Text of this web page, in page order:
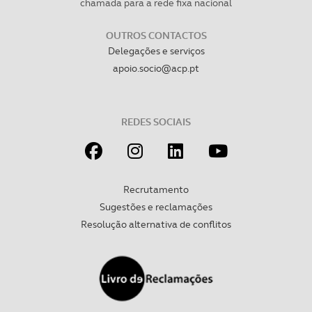
necessário no contexto dos serviços a prestar.
Realçamos que o bloqueio de certo tipo de Cookies e
tecnologias similares pode ter impacto na sua
experiência de navegação no Website e nos serviços
Consulte a política de cookies do site.
chamada para a rede fixa nacional
OUTROS CONTACTOS
Delegações e serviços
apoio.socio@acp.pt
REDES SOCIAIS
Recrutamento
Sugestões e reclamações
Resolução alternativa de conflitos